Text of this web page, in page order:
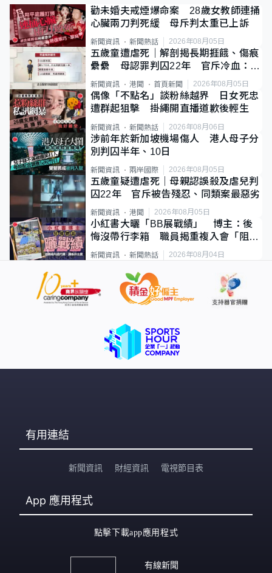
勸未婚夫戒煙爆命案 28歲女教師連捅
心臟兩刀判死緩 母斥判太重已上訴
新聞資訊 新聞熱話 2026年08月05日
五歲童遭虐死｜解剖揭長期捱餓、傷痕
纍纍 母認罪判囚22年 官斥冷血：同
類案最惡劣
新聞資訊 港聞 首頁新聞 2026年08月05日
偶像「不點名」談粉絲越界 日女死忠
遭群起狙擊 掛繩開直播道歉後輕生
新聞資訊 新聞熱話 2026年08月06日
涉前年於新加坡機場傷人 港人母子分
別判囚半年、10日
新聞資訊 兩岸國際 2026年08月05日
五歲童疑遭虐死｜母親認誤殺及虐兒判
囚22年 官斥被告殘忍、同類案最惡劣
新聞資訊 港聞 2026年08月05日
小紅書大曬「BB展戰績」 博主：後
悔沒帶行李箱 職員揭重複入會「阻止
唔到」
新聞資訊 新聞熱話 2026年08月04日
有用連結
新聞資訊 財經資訊 電視節目表
App 應用程式
點擊下載app應用程式
有線新聞